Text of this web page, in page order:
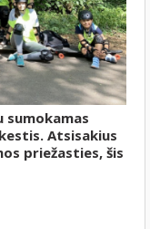
sumokamas
Atsisakius
priežasties, šis